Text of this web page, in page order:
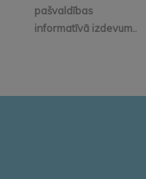
pašvaldības
informatīvā izdevum...